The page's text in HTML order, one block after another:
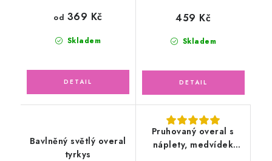
Skladem
od 369 Kč
Skladem
459 Kč
Bavlněný světlý overal
tyrkys
Pruhovaný overal s
náplety, medvídek